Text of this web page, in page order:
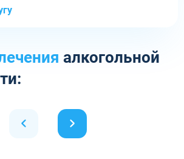
алкогольной